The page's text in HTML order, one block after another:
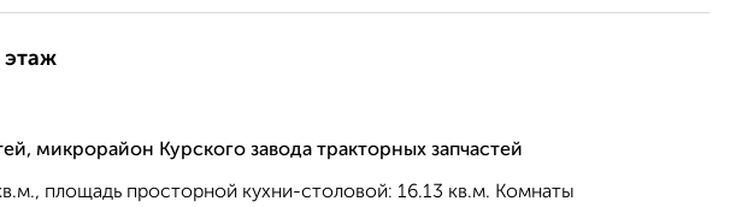
этаж
микрорайон Курского завода тракторных запчастей
площадь просторной кухни-столовой: 16.13 кв.м. Комнаты